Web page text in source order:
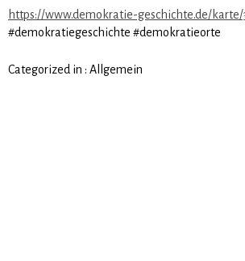
https://www.demokratie-geschichte.de/karte/
#demokratiegeschichte #demokratieorte
Categorized in : Allgemein